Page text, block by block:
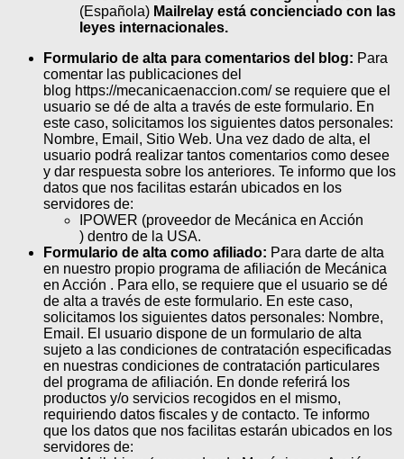
(Española) Mailrelay está concienciado con las
leyes internacionales.
Formulario de alta para comentarios del blog: Para
comentar las publicaciones del
blog https://mecanicaenaccion.com/ se requiere que el
usuario se dé de alta a través de este formulario. En
este caso, solicitamos los siguientes datos personales:
Nombre, Email, Sitio Web. Una vez dado de alta, el
usuario podrá realizar tantos comentarios como desee
y dar respuesta sobre los anteriores. Te informo que los
datos que nos facilitas estarán ubicados en los
servidores de:
IPOWER (proveedor de Mecánica en Acción
) dentro de la USA.
Formulario de alta como afiliado: Para darte de alta
en nuestro propio programa de afiliación de Mecánica
en Acción . Para ello, se requiere que el usuario se dé
de alta a través de este formulario. En este caso,
solicitamos los siguientes datos personales: Nombre,
Email. El usuario dispone de un formulario de alta
sujeto a las condiciones de contratación especificadas
en nuestras condiciones de contratación particulares
del programa de afiliación. En donde referirá los
productos y/o servicios recogidos en el mismo,
requiriendo datos fiscales y de contacto. Te informo
que los datos que nos facilitas estarán ubicados en los
servidores de: